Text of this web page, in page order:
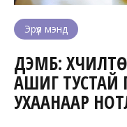
Эрүүл мэнд
ДЭМБ:
АШИГ
УХААНААР